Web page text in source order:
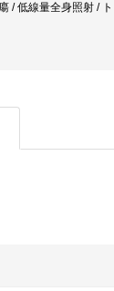
/ 低線量全身照射